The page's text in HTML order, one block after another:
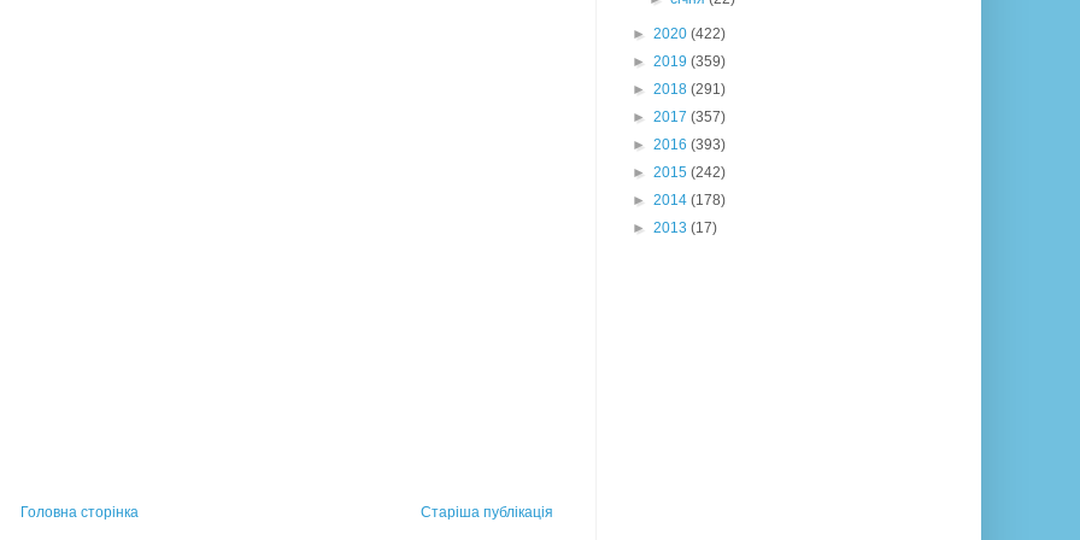
Старіша публікація
Головна сторінка
► 2020 (422)
► 2019 (359)
► 2018 (291)
► 2017 (357)
► 2016 (393)
► 2015 (242)
► 2014 (178)
► 2013 (17)